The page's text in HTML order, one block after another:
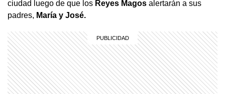
ciudad luego de que los Reyes Magos alertarán a sus
padres, María y José.